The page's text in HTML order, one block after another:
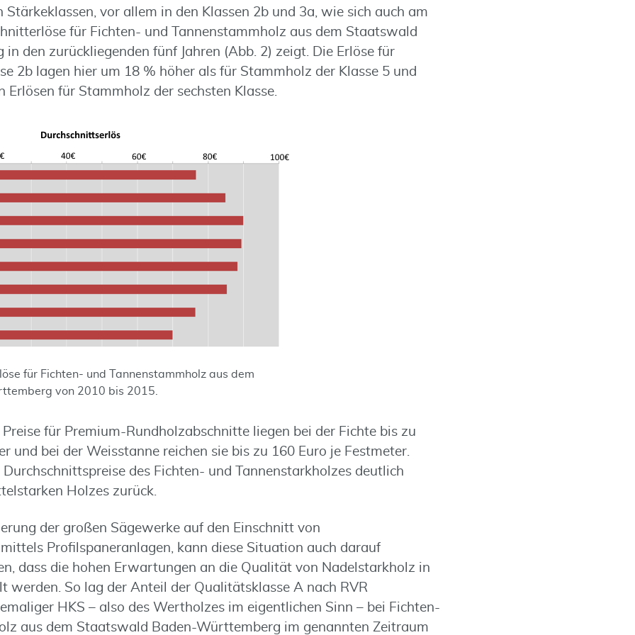
vor allem in den Klassen 2b und 3a, wie sich auch am
für Fichten- und Tannenstammholz aus dem Staatswald
den zurückliegenden fünf Jahren (Abb. 2) zeigt. Die Erlöse für
2b lagen hier um 18 % höher als für Stammholz der Klasse 5 und
Erlösen für Stammholz der sechsten Klasse.
für Fichten- und Tannenstammholz aus dem
von 2010 bis 2015.
für Premium-Rundholzabschnitte liegen bei der Fichte bis zu
und bei der Weisstanne reichen sie bis zu 160 Euro je Festmeter.
des Fichten- und Tannenstarkholzes deutlich
Holzes zurück.
der großen Sägewerke auf den Einschnitt von
Profilspaneranlagen, kann diese Situation auch darauf
dass die hohen Erwartungen an die Qualität von Nadelstarkholz in
werden. So lag der Anteil der Qualitätsklasse A nach RVR
HKS – also des Wertholzes im eigentlichen Sinn – bei Fichten-
aus dem Staatswald Baden-Württemberg im genannten Zeitraum